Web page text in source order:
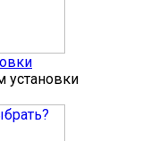
установки